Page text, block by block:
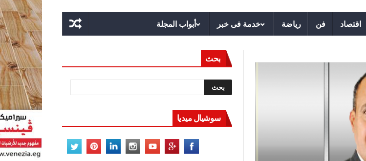
اقتصاد فن رياضة خدمة فى خبر أبواب المجلة
بحث
سوشيال ميديا